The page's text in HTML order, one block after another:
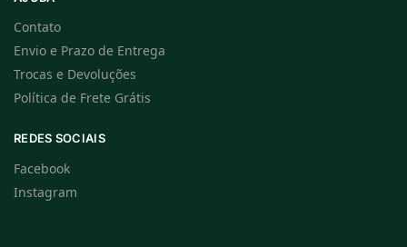
Contato
Envio e Prazo de Entrega
Trocas e Devoluções
Política de Frete Grátis
REDES SOCIAIS
Facebook
Instagram